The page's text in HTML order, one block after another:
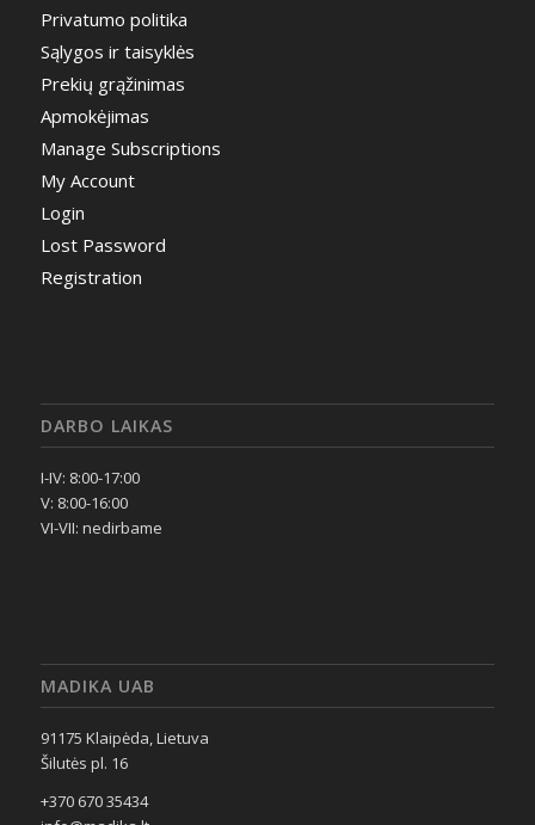
Privatumo politika
Sąlygos ir taisyklės
Prekių grąžinimas
Apmokėjimas
Manage Subscriptions
My Account
Login
Lost Password
Registration
DARBO LAIKAS
I-IV: 8:00-17:00
V: 8:00-16:00
VI-VII: nedirbame
MADIKA UAB
91175 Klaipėda, Lietuva
Šilutės pl. 16
+370 670 35434